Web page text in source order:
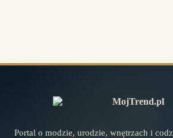
Portal o modzie, urodzie, wnętrzach i